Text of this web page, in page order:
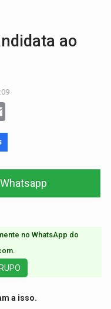
ao
no WhatsApp do
a isso.